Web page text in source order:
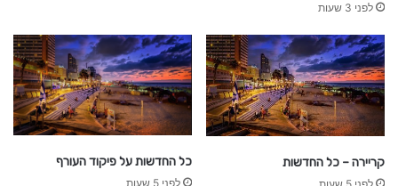
לפני 3 שעות
קריירה – כל החדשות כל החדשות על פיקוד העורף
לפני 5 שעות